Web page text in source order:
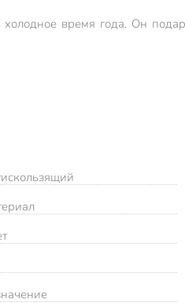
время года. Он